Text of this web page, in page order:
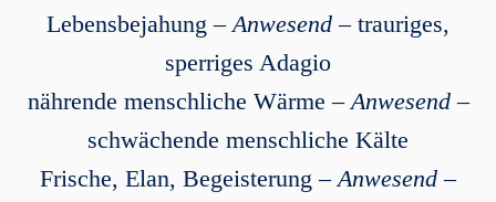
Lebensbejahung –Anwesend– trauriges,
sperriges Adagio
nährende menschliche Wärme –Anwesend–
schwächende menschliche Kälte
Frische, Elan, Begeisterung –Anwesend –